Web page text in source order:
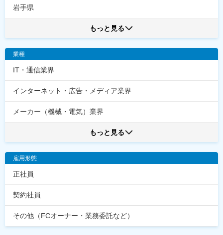
岩手県
もっと見る
業種
IT・通信業界
インターネット・広告・メディア業界
メーカー（機械・電気）業界
もっと見る
雇用形態
正社員
契約社員
その他（FCオーナー・業務委託など）